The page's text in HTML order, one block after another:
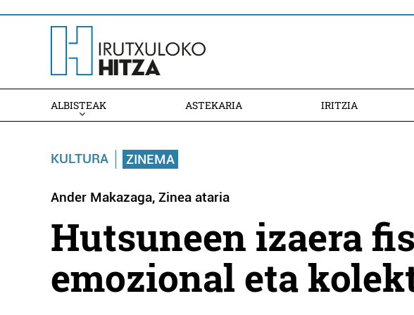
ALBISTEAK ASTEKARIA IRITZIA
KULTURA ZINEMA
Ander Makazaga, Zinea ataria
Hutsuneen izaera
emozional eta